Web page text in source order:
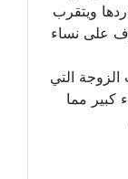
ويتقرب
على نساء
الزوجة التي
كبير مما